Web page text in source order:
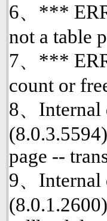
6、***
not a table
7、***
count or
8、
page --
9、